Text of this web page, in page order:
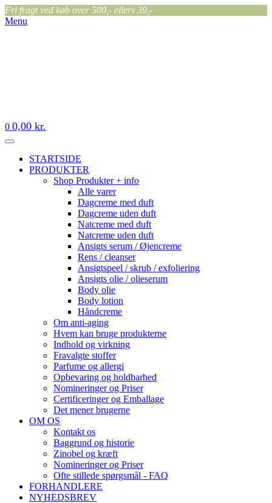
Fri fragt ved køb over 500,- ellers 39,-
Menu
0 0,00 kr.
STARTSIDE
PRODUKTER
Shop Produkter + info
Alle varer
Dagcreme med duft
Dagcreme uden duft
Natcreme med duft
Natcreme uden duft
Ansigts serum / Øjencreme
Rens / cleanser
Ansigtspeel / skrub / exfoliering
Ansigts olie / olieserum
Body olie
Body lotion
Håndcreme
Om anti-aging
Hvem kan bruge produkterne
Indhold og virkning
Fravalgte stoffer
Parfume og allergi
Opbevaring og holdbarhed
Nomineringer og Priser
Certificeringer og Emballage
Det mener brugerne
OM OS
Kontakt os
Baggrund og historie
Zinobel og kræft
Nomineringer og Priser
Ofte stillede spørgsmål - FAQ
FORHANDLERE
NYHEDSBREV